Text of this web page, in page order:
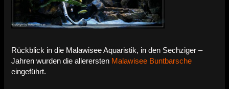
Rückblick in die Malawisee Aquaristik, in den Sechziger –
Jahren wurden die allerersten Malawisee Buntbarsche
eingeführt.